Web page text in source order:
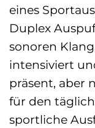
eines
Duplex
sonoren
intensiviert
präsent, aber
für den
sportliche